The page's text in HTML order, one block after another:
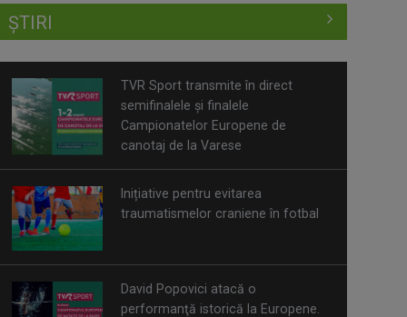
ȘTIRI
TVR Sport transmite în direct
semifinalele și finalele
Campionatelor Europene de
canotaj de la Varese
Inițiative pentru evitarea
traumatismelor craniene în fotbal
David Popovici atacă o
performanţă istorică la Europene.